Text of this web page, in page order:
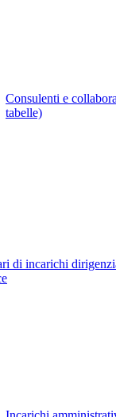
Consulenti e
tabelle)
di incarichi